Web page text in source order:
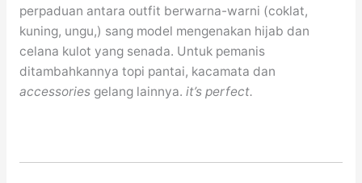
perpaduan antara outfit berwarna-warni (coklat,
kuning, ungu,) sang model mengenakan hijab dan
celana kulot yang senada. Untuk pemanis
ditambahkannya topi pantai, kacamata dan
accessoriesgelang lainnya. it’s perfect.